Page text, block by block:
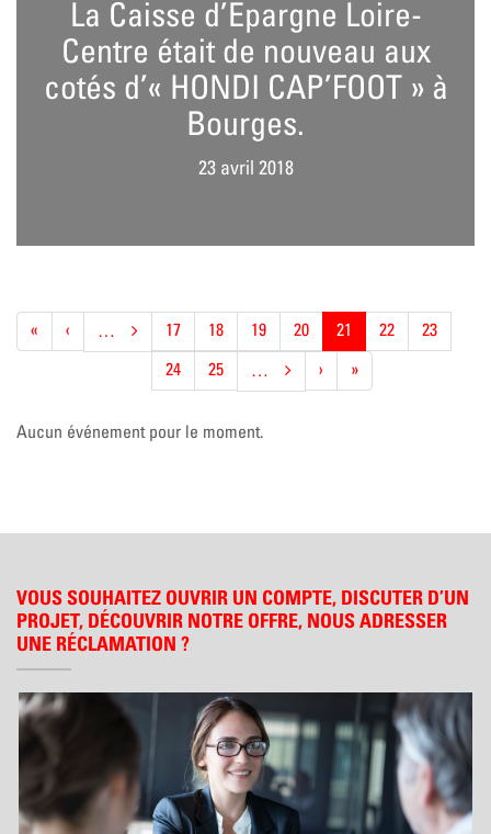
La Caisse d’Epargne Loire-
Centre était de nouveau aux
cotés d’« HONDI CAP’FOOT » à
Bourges.
23 avril 2018
Première
page
«
Page
précédente
‹ … Page
17 Page
18 Page
19 Page
20
Page
actuelle
21 Page
22 Page
23
Page
24 Page
25 …
Page
suivante
›
Dernière
page
»
Aucun événement pour le moment.
VOUS SOUHAITEZ OUVRIR UN COMPTE, DISCUTER D’UN
PROJET, DÉCOUVRIR NOTRE OFFRE, NOUS ADRESSER
UNE RÉCLAMATION ?